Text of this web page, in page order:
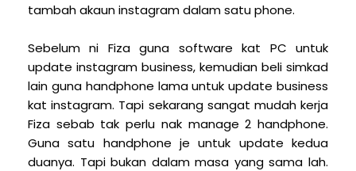
tambah akaun instagram dalam satu phone.
Sebelum ni Fiza guna software kat PC untuk
update instagram business, kemudian beli simkad
lain guna handphone lama untuk update business
kat instagram. Tapi sekarang sangat mudah kerja
Fiza sebab tak perlu nak manage 2 handphone.
Guna satu handphone je untuk update kedua
duanya. Tapi bukan dalam masa yang sama lah.